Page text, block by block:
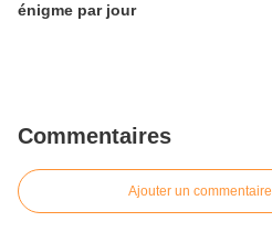
énigme par jour
Commentaires
Ajouter un commentaire